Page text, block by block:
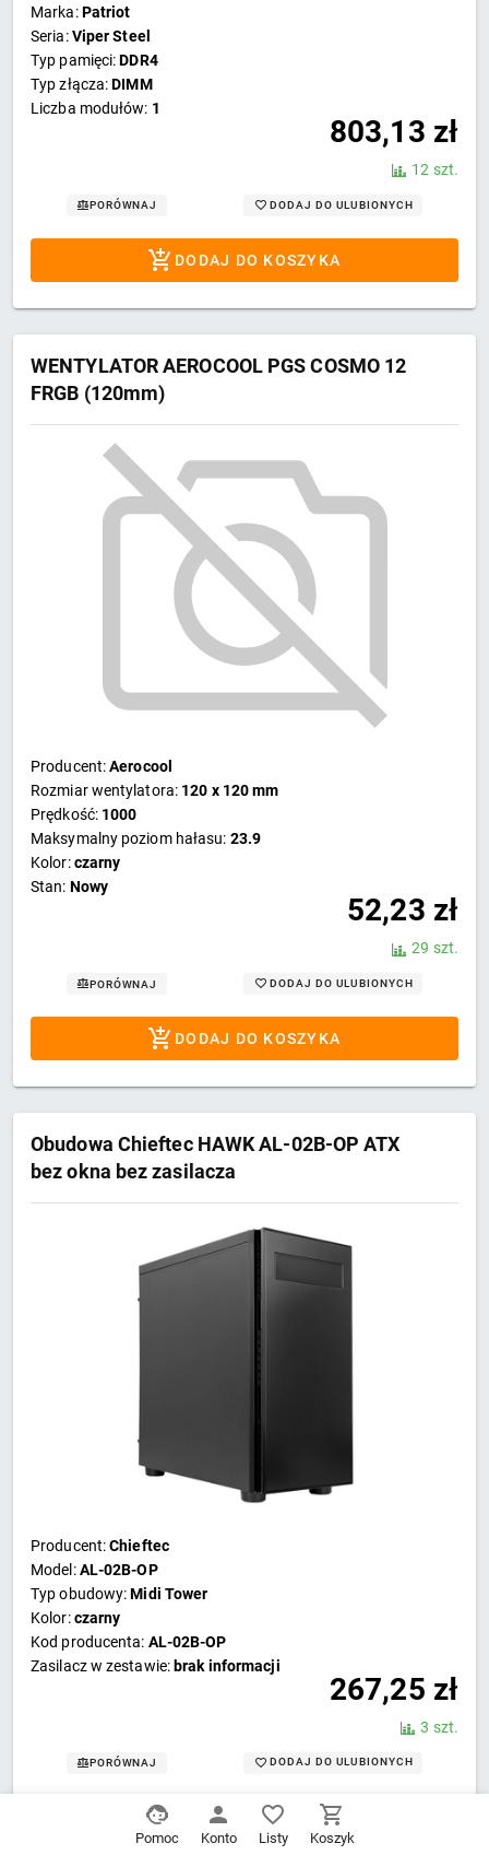
Marka:Patriot
Seria:Viper Steel
Typ pamięci:DDR4
Typ złącza:DIMM
Liczba modułów: 1
803,13 zł
12 szt.
PORÓWNAJ DODAJ DO ULUBIONYCH
DODAJ DO KOSZYKA
WENTYLATOR AEROCOOL PGS COSMO 12
FRGB (120mm)
Producent:Aerocool
Rozmiar wentylatora: 120 x 120 mm
Prędkość: 1000
Maksymalny poziom hałasu: 23.9
Kolor:czarny
Stan: Nowy
52,23 zł
29 szt.
PORÓWNAJ DODAJ DO ULUBIONYCH
DODAJ DO KOSZYKA
Obudowa Chieftec HAWK AL-02B-OP ATX
bez okna bez zasilacza
Producent:Chieftec
Model:AL-02B-OP
Typ obudowy:Midi Tower
Kolor:czarny
Kod producenta: AL-02B-OP
Zasilacz w zestawie:brak informacji
267,25 zł
3 szt.
PORÓWNAJ DODAJ DO ULUBIONYCH
DODAJ DO KOSZYKA
Pomoc Konto Listy Koszyk